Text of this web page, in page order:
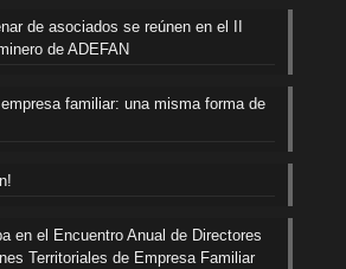
de asociados se reúnen en el II
de ADEFAN
familiar: una misma forma de
en el Encuentro Anual de Directores
Territoriales de Empresa Familiar